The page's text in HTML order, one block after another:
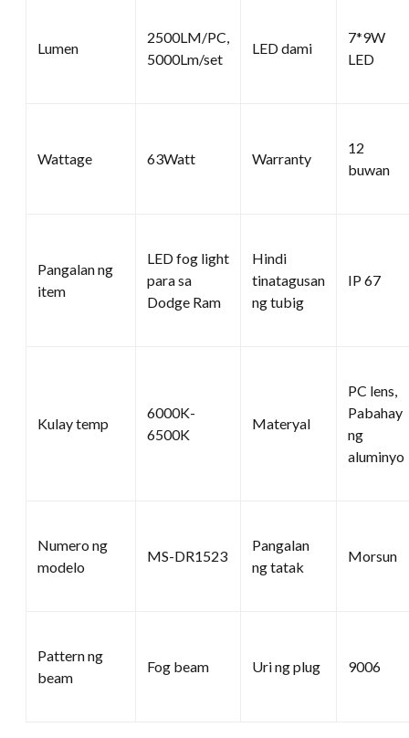
Lumen
2500LM/PC,
5000Lm/set
LED dami
7*9W
LED
Wattage 63Watt Warranty
12
buwan
Pangalan ng
item
LED fog light
para sa
Dodge Ram
Hindi
tinatagusan
ng tubig
IP 67
Kulay temp
6000K-
6500K
Materyal
PC lens,
Pabahay
ng
aluminyo
Numero ng
modelo
MS-DR1523
Pangalan
ng tatak
Morsun
Pattern ng
beam
Fog beam Uri ng plug 9006